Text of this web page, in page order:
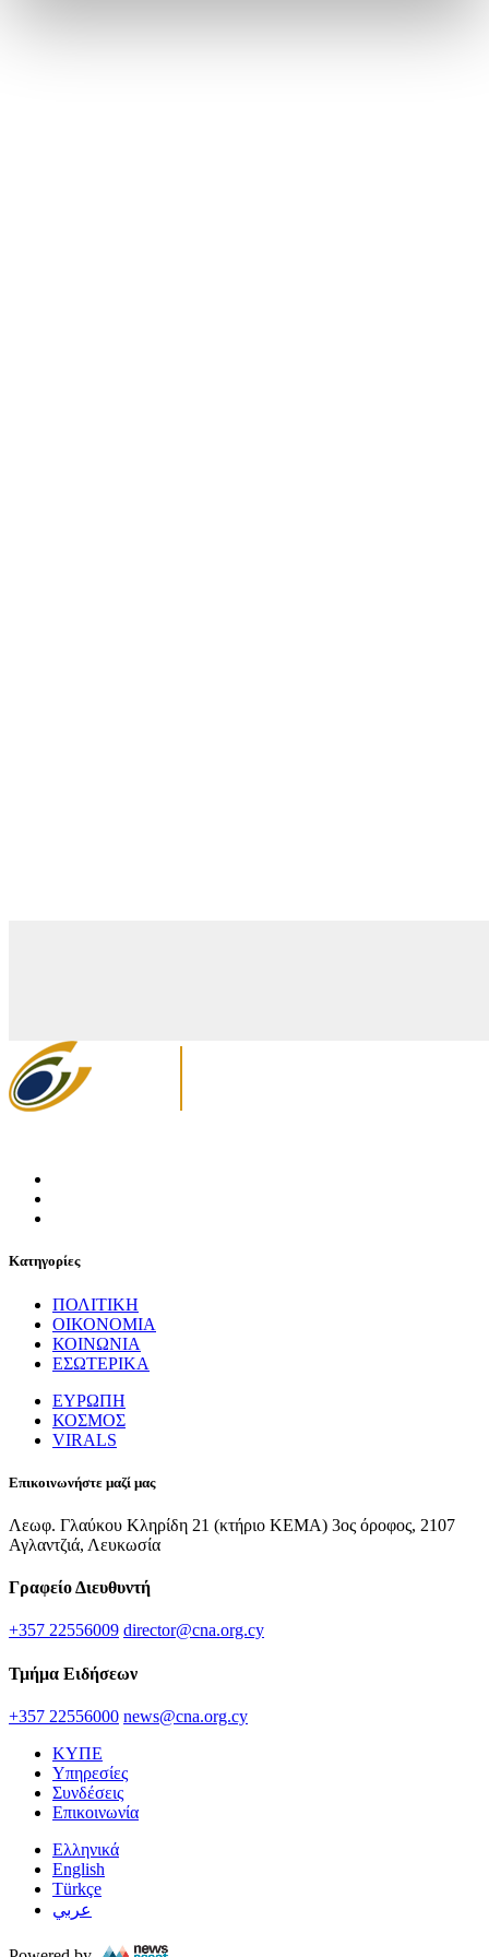
Κατηγορίες
ΠΟΛΙΤΙΚΗ
ΟΙΚΟΝΟΜΙΑ
ΚΟΙΝΩΝΙΑ
ΕΣΩΤΕΡΙΚΑ
ΕΥΡΩΠΗ
ΚΟΣΜΟΣ
VIRALS
Επικοινωνήστε μαζί μας
Λεωφ. Γλαύκου Κληρίδη 21 (κτήριο ΚΕΜΑ) 3ος όροφος, 2107
Αγλαντζιά, Λευκωσία
Γραφείο Διευθυντή
+357 22556009 director@cna.org.cy
Τμήμα Ειδήσεων
+357 22556000 news@cna.org.cy
ΚΥΠΕ
Υπηρεσίες
Συνδέσεις
Επικοινωνία
Ελληνικά
English
Türkçe
عربي